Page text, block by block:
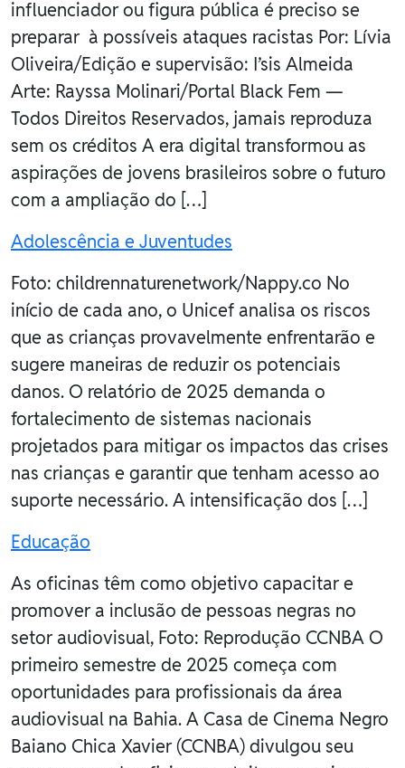
influenciador ou figura pública é preciso se
preparar à possíveis ataques racistas Por: Lívia
Oliveira/Edição e supervisão: I’sis Almeida
Arte: Rayssa Molinari/Portal Black Fem —
Todos Direitos Reservados, jamais reproduza
sem os créditos A era digital transformou as
aspirações de jovens brasileiros sobre o futuro
com a ampliação do […]
Adolescência e Juventudes
Foto: childrennaturenetwork/Nappy.co No
início de cada ano, o Unicef analisa os riscos
que as crianças provavelmente enfrentarão e
sugere maneiras de reduzir os potenciais
danos. O relatório de 2025 demanda o
fortalecimento de sistemas nacionais
projetados para mitigar os impactos das crises
nas crianças e garantir que tenham acesso ao
suporte necessário. A intensificação dos […]
Educação
As oficinas têm como objetivo capacitar e
promover a inclusão de pessoas negras no
setor audiovisual, Foto: Reprodução CCNBA O
primeiro semestre de 2025 começa com
oportunidades para profissionais da área
audiovisual na Bahia. A Casa de Cinema Negro
Baiano Chica Xavier (CCNBA) divulgou seu